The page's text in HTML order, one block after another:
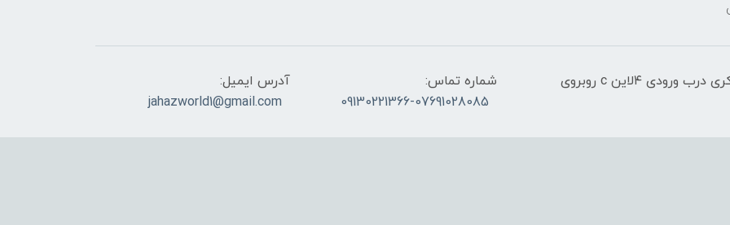
آدرس:قشم، پاساژ معراج کنار اسکله مسافربری ذاکری درب ورودی ۴لاین c روبروی
شماره تماس:
09130221366-07691028085
آدرس ایمیل:
jahazworld1@gmail.com